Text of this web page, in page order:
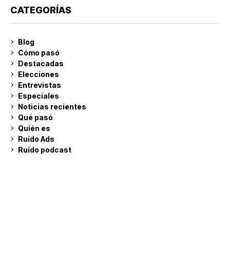
CATEGORÍAS
Blog
Cómo pasó
Destacadas
Elecciones
Entrevistas
Especiales
Noticias recientes
Qué pasó
Quién es
Ruido Ads
Ruido podcast